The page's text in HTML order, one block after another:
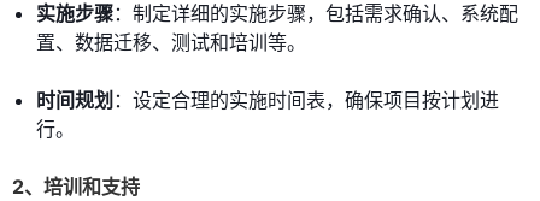
实施步骤：制定详细的实施步骤，包括需求确认、系统配
置、数据迁移、测试和培训等。
时间规划 ：设定合理的实施时间表，确保项目按计划进
行。
2、培训和支持